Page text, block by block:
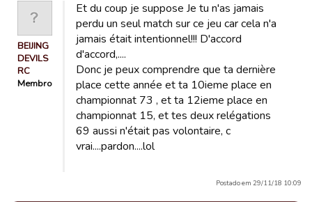
BEIJING
DEVILS
RC
Membro
Et du coup je suppose Je tu n'as jamais
perdu un seul match sur ce jeu car cela n'a
jamais était intentionnel!!! D'accord
d'accord,....
Donc je peux comprendre que ta dernière
place cette année et ta 10ieme place en
championnat 73 , et ta 12ieme place en
championnat 15, et tes deux relégations
69 aussi n'était pas volontaire, c
vrai....pardon....lol
Postado em 29/11/18 10:09